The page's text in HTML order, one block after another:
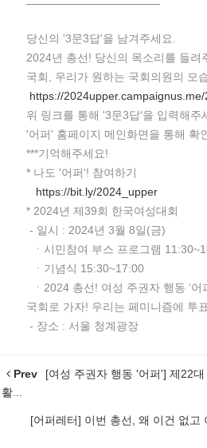
————————————
당신의 '3문3답'을 남겨주세요.
2024년 총선! 당신의 목소리를 들려
국회, 우리가 원하는 국회의원의 모
https://2024upper.campaignus.me/
위 링크를 통해 '3문3답'을 입력해주
'어퍼' 홈페이지 메인화면을 통해 확
***기억해주세요!
* 나도 '어퍼'! 참여하기
https://bit.ly/2024_upper
* 2024년 제39회 한국여성대회
- 일시 : 2024년 3월 8일(금)
ㆍ시민참여 부스 프로그램
ㆍ기념식 15:30~17:00
ㆍ2024 총선! 여성 주권자 행동 ‘어
국회로 가자! 우리는 페미니즘에 투
- 장소 : 서울 청계광장
Prev
[여성 주권자 행동 '어퍼'] 제22
활...
[어퍼레터] 이번 총선, 왜 이건 없고